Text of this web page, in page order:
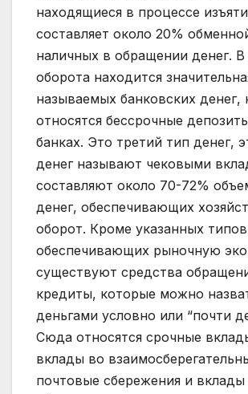
находящиеся в процессе
составляет около 20%
наличных в обращении денег. В
оборота находится
называемых банковских денег,
относятся бессрочные
банках. Это третий тип денег,
денег называют чековыми
составляют около 70-72%
денег, обеспечивающих
оборот. Кроме указанных
обеспечивающих рыночную
существуют средства
кредиты, которые можно
деньгами условно или “почти
Сюда относятся срочные
вклады во
почтовые сбережения и вклады